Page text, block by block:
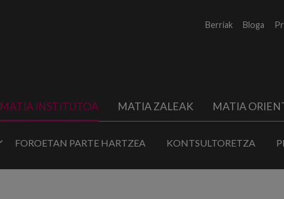
Berriak Bloga
MATIA INSTITUTOA MATIA ZALEAK MATIA
FOROETAN PARTE HARTZEA KONTSULTORETZA